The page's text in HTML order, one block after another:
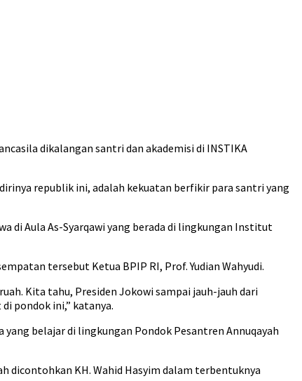
dikalangan santri dan akademisi di INSTIKA
republik ini, adalah kekuatan berfikir para santri yang
di Aula As-Syarqawi yang berada di lingkungan Institut
tersebut Ketua BPIP RI, Prof. Yudian Wahyudi.
Kita tahu, Presiden Jokowi sampai jauh-jauh dari
pondok ini,” katanya.
belajar di lingkungan Pondok Pesantren Annuqayah
dicontohkan KH. Wahid Hasyim dalam terbentuknya